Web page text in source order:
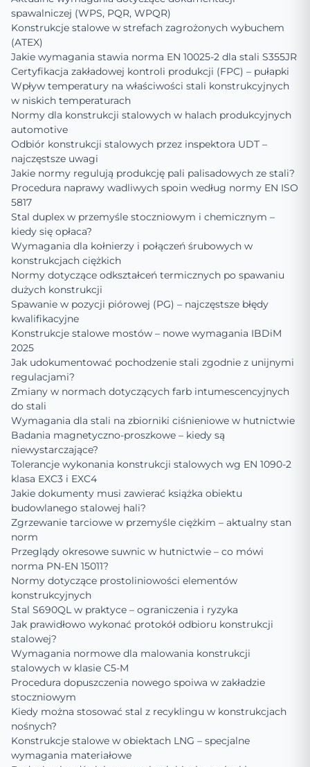
spawalniczej (WPS, PQR, WPQR)
Konstrukcje stalowe w strefach zagrożonych wybuchem
(ATEX)
Jakie wymagania stawia norma EN 10025-2 dla stali S355JR
Certyfikacja zakładowej kontroli produkcji (FPC) – pułapki
Wpływ temperatury na właściwości stali konstrukcyjnych
w niskich temperaturach
Normy dla konstrukcji stalowych w halach produkcyjnych
automotive
Odbiór konstrukcji stalowych przez inspektora UDT –
najczęstsze uwagi
Jakie normy regulują produkcję pali palisadowych ze stali?
Procedura naprawy wadliwych spoin według normy EN ISO
5817
Stal duplex w przemyśle stoczniowym i chemicznym –
kiedy się opłaca?
Wymagania dla kołnierzy i połączeń śrubowych w
konstrukcjach ciężkich
Normy dotyczące odkształceń termicznych po spawaniu
dużych konstrukcji
Spawanie w pozycji piórowej (PG) – najczęstsze błędy
kwalifikacyjne
Konstrukcje stalowe mostów – nowe wymagania IBDiM
2025
Jak udokumentować pochodzenie stali zgodnie z unijnymi
regulacjami?
Zmiany w normach dotyczących farb intumescencyjnych
do stali
Wymagania dla stali na zbiorniki ciśnieniowe w hutnictwie
Badania magnetyczno-proszkowe – kiedy są
niewystarczające?
Tolerancje wykonania konstrukcji stalowych wg EN 1090-2
klasa EXC3 i EXC4
Jakie dokumenty musi zawierać książka obiektu
budowlanego stalowej hali?
Zgrzewanie tarciowe w przemyśle ciężkim – aktualny stan
norm
Przeglądy okresowe suwnic w hutnictwie – co mówi
norma PN-EN 15011?
Normy dotyczące prostoliniowości elementów
konstrukcyjnych
Stal S690QL w praktyce – ograniczenia i ryzyka
Jak prawidłowo wykonać protokół odbioru konstrukcji
stalowej?
Wymagania normowe dla malowania konstrukcji
stalowych w klasie C5-M
Procedura dopuszczenia nowego spoiwa w zakładzie
stoczniowym
Kiedy można stosować stal z recyklingu w konstrukcjach
nośnych?
Konstrukcje stalowe w obiektach LNG – specjalne
wymagania materiałowe